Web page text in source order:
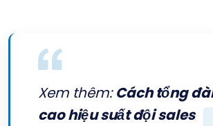
Xem thêm:Cách tổng
cao hiệu suất đội sales